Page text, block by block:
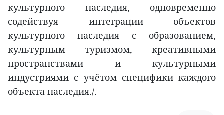
культурного наследия, одновременно
содействуя интеграции объектов
культурного наследия с образованием,
культурным туризмом, креативными
пространствами и культурными
индустриями с учётом специфики каждого
объекта наследия./.